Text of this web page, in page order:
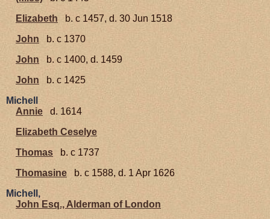
Elizabeth
b. c 1457, d. 30 Jun 1518
John
b. c 1370
John
b. c 1400, d. 1459
John
b. c 1425
Michell
Annie
d. 1614
Elizabeth Ceselye
Thomas
b. c 1737
Thomasine
b. c 1588, d. 1 Apr 1626
Michell,
John Esq., Alderman of London